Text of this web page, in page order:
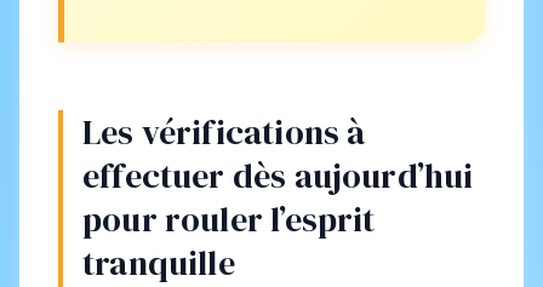
Les vérifications à
effectuer dès aujourd’hui
pour rouler l’esprit
tranquille